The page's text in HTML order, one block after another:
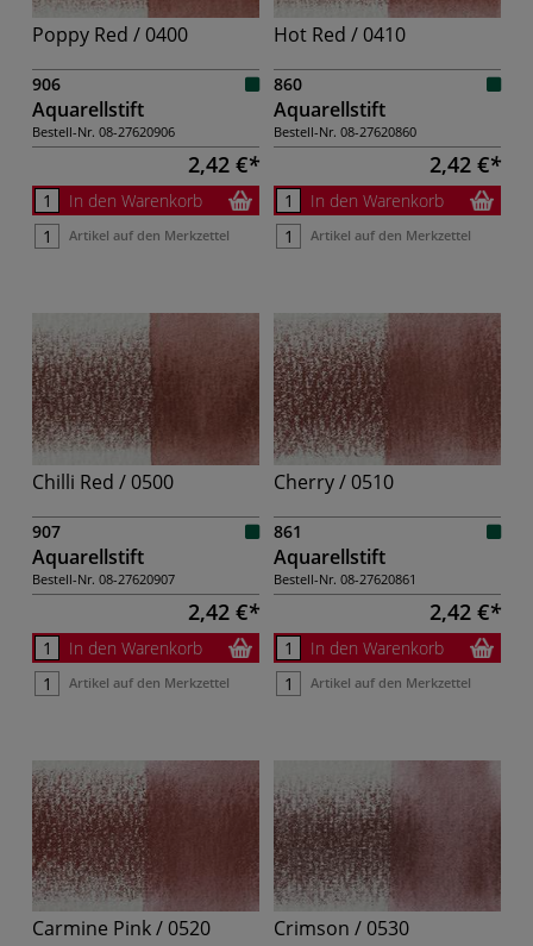
Poppy Red / 0400
906
Aquarellstift
Bestell-Nr. 08-27620906
2,42 €
In den Warenkorb
Artikel auf den Merkzettel
Hot Red / 0410
860
Aquarellstift
Bestell-Nr. 08-27620860
2,42 €
In den Warenkorb
Artikel auf den Merkzettel
Chilli Red / 0500
907
Aquarellstift
Bestell-Nr. 08-27620907
2,42 €
In den Warenkorb
Artikel auf den Merkzettel
Cherry / 0510
861
Aquarellstift
Bestell-Nr. 08-27620861
2,42 €
In den Warenkorb
Artikel auf den Merkzettel
Carmine Pink / 0520 Crimson / 0530